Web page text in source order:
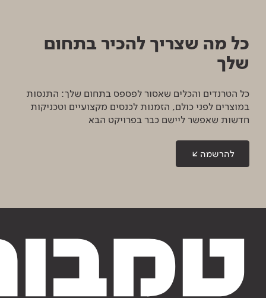
כל מה שצריך להכיר בתחום
שלך
כל הטרנדים והכלים שאסור לפספס בתחום שלך: התנסות
במוצרים לפני כולם, הזמנות לכנסים מקצועיים וטכניקות
חדשות שאפשר ליישם כבר בפרויקט הבא
להרשמה